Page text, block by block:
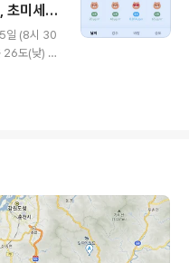
= 38 ㎍/m
= 30 ㎍/m
= 63 ㎍/m
금 안 좋습
미세먼
일 (8시 30
26도(낮) 오
다 아침에
통 = 38
보통 = 20
보통 = 63
비교할